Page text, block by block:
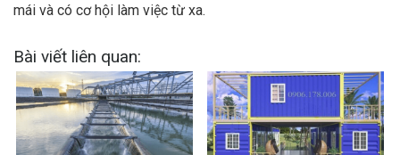
mái và có cơ hội làm việc từ xa.
Bài viết liên quan: